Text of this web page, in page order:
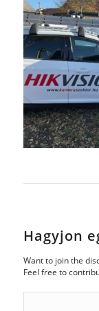
Hagyjon
Want to join the
Feel free to